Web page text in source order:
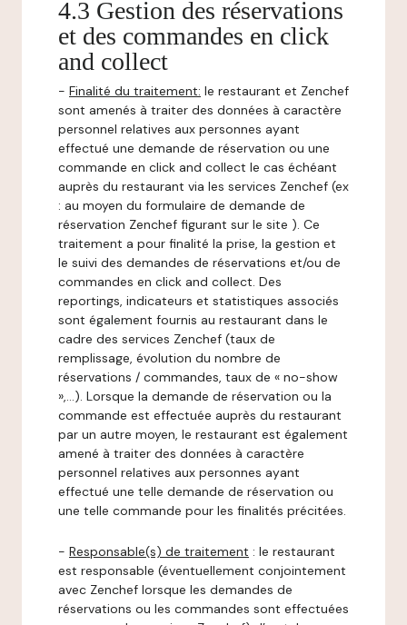
4.3 Gestion des réservations
et des commandes en click
and collect
- Finalité du traitement: le restaurant et Zenchef
sont amenés à traiter des données à caractère
personnel relatives aux personnes ayant
effectué une demande de réservation ou une
commande en click and collect le cas échéant
auprès du restaurant via les services Zenchef (ex
: au moyen du formulaire de demande de
réservation Zenchef figurant sur le site ). Ce
traitement a pour finalité la prise, la gestion et
le suivi des demandes de réservations et/ou de
commandes en click and collect. Des
reportings, indicateurs et statistiques associés
sont également fournis au restaurant dans le
cadre des services Zenchef (taux de
remplissage, évolution du nombre de
réservations / commandes, taux de « no-show
»,…). Lorsque la demande de réservation ou la
commande est effectuée auprès du restaurant
par un autre moyen, le restaurant est également
amené à traiter des données à caractère
personnel relatives aux personnes ayant
effectué une telle demande de réservation ou
une telle commande pour les finalités précitées.
- Responsable(s) de traitement : le restaurant
est responsable (éventuellement conjointement
avec Zenchef lorsque les demandes de
réservations ou les commandes sont effectuées